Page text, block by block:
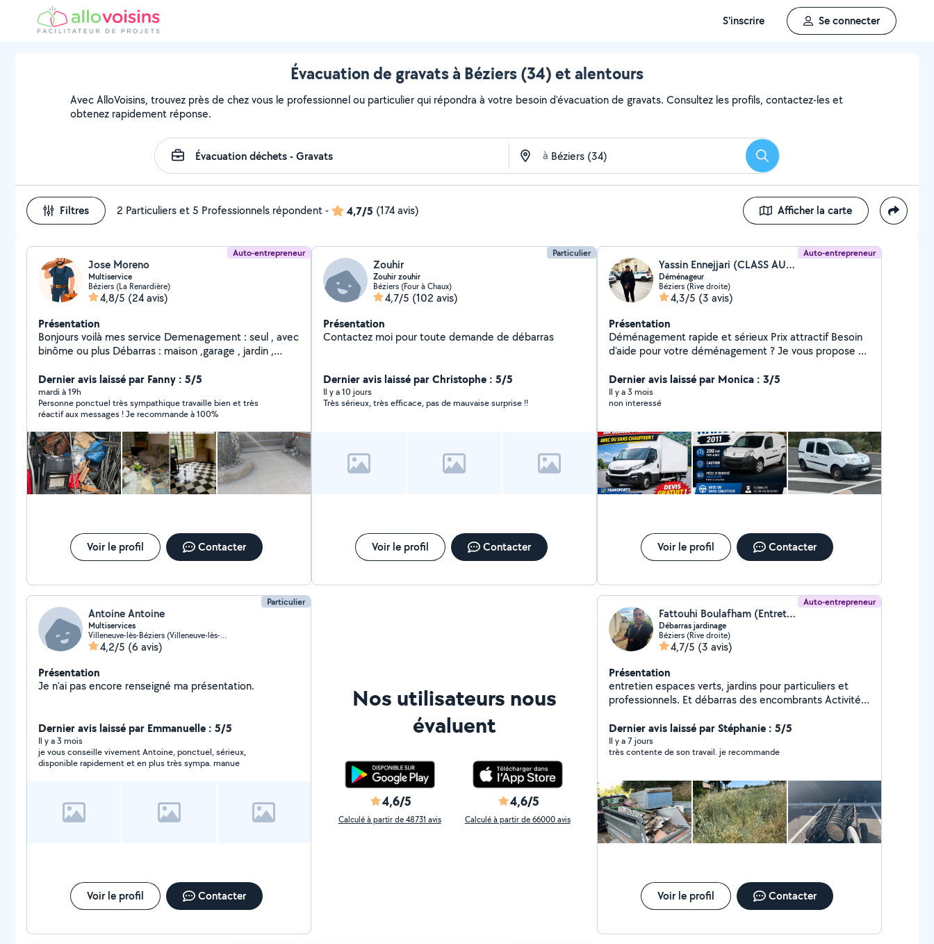
S'inscrire Se connecter
Évacuation de gravats à Béziers (34) et alentours
Avec AlloVoisins, trouvez près de chez vous le professionnel ou particulier qui répondra à votre besoin d'évacuation de gravats. Consultez les profils, contactez-les et
obtenez rapidement réponse.
à Rechercher
Filtres 2 Particuliers et 5 Professionnels répondent- 4,7/5 (174 avis) Afficher la carte
Auto-entrepreneur
Jose Moreno
Multiservice
Béziers (La Renardière)
4,8/5 (24 avis)
Présentation
Bonjours voilà mes service Demenagement : seul , avec
binôme ou plus Débarras : maison ,garage , jardin ,
de meuble et petit travaux Hésiter pas à m'envoyer un
mesage pour toute question je répondrai au plus vite.
Merci
Dernier avis laissé par Fanny : 5/5
mardi à 19h
Personne ponctuel très sympathique travaille bien et très
réactif aux messages ! Je recommande à 100%
Voir le profil Contacter
Particulier
Zouhir
Zouhir zouhir
Béziers (Four à Chaux)
4,7/5 (102 avis)
Présentation
Contactez moi pour toute demande de débarras
Dernier avis laissé par Christophe : 5/5
Il y a 10 jours
Très sérieux, très efficace, pas de mauvaise surprise !!
Voir le profil Contacter
Auto-entrepreneur
Yassin Ennejjari (CLASS AUTO)
Déménageur
Béziers (Rive droite)
4,3/5 (3 avis)
Présentation
Déménagement rapide et sérieux Prix attractif Besoin
d'aide pour votre déménagement ? Je vous propose un
accompagner dans votre déménagement.
Déménagement appartement / maison Transport de
meubles et électroménager Chargement et
possible Travail propre et sérieux Je m'adapte à votre
besoin : petit déménagement, transport de meubles
ou volume plus important. Disponible rapidement
Contactez-moi par message pour un devis rapide.
Dernier avis laissé par Monica : 3/5
Il y a 3 mois
non interessé
Voir le profil Contacter
Particulier
Antoine Antoine
Multiservices
Villeneuve-lès-Béziers (Villeneuve-lès-Béziers)
4,2/5 (6 avis)
Présentation
Je n'ai pas encore renseigné ma présentation.
Dernier avis laissé par Emmanuelle : 5/5
Il y a 3 mois
je vous conseille vivement Antoine, ponctuel, sérieux,
disponible rapidement et en plus très sympa. manue
Voir le profil Contacter
Nos utilisateurs nous
évaluent
4,6/5
Calculé à partir de 48731 avis
4,6/5
Calculé à partir de 66000 avis
Auto-entrepreneur
Fattouhi Boulafham (Entretien d’espaces verts, jardins)
Débarras jardinage
Béziers (Rive droite)
4,7/5 (3 avis)
Présentation
entretien espaces verts, jardins pour particuliers et
professionnels. Et débarras des encombrants Activité
Dernier avis laissé par Stéphanie : 5/5
Il y a 7 jours
très contente de son travail. je recommande
Voir le profil Contacter